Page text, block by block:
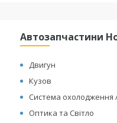
Автозапчастини
Двигун
Кузов
Система охолодження
Оптика та Світло